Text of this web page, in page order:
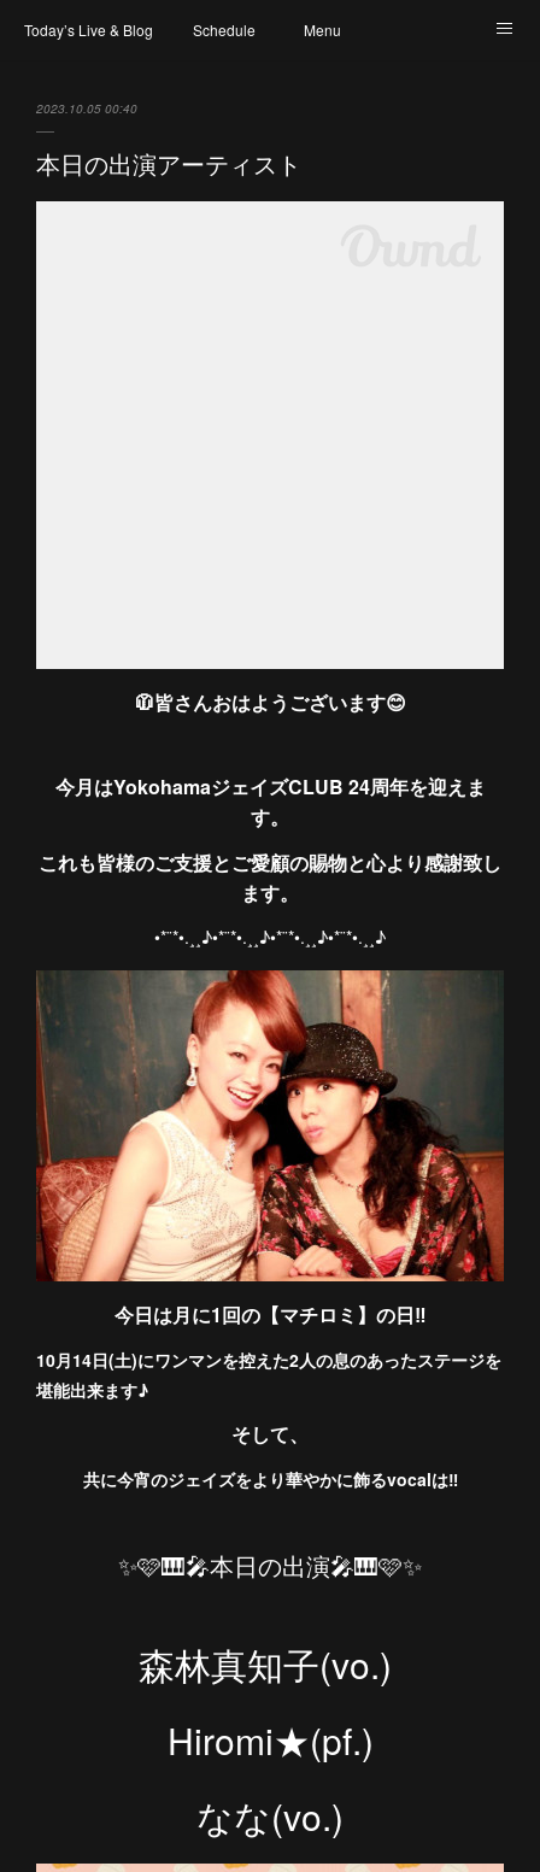
Today’s Live & Blog Schedule Menu
2023.10.05 00:40
本日の出演アーティスト
🧥皆さんおはようございます😊
今月はYokohamaジェイズCLUB 24周年を迎えま
す。
これも皆様のご支援とご愛顧の賜物と心より感謝致し
ます。
•*¨*•.¸¸♪•*¨*•.¸¸♪•*¨*•.¸¸♪•*¨*•.¸¸♪
今日は月に1回の【マチロミ】の日‼️
10月14日(土)にワンマンを控えた2人の息のあったステージを
堪能出来ます♪
そして、
共に今宵のジェイズをより華やかに飾るvocalは‼︎
✨🩷🎹🎤本日の出演🎤🎹🩷✨
森林真知子(vo.)
Hiromi★(pf.)
なな(vo.)